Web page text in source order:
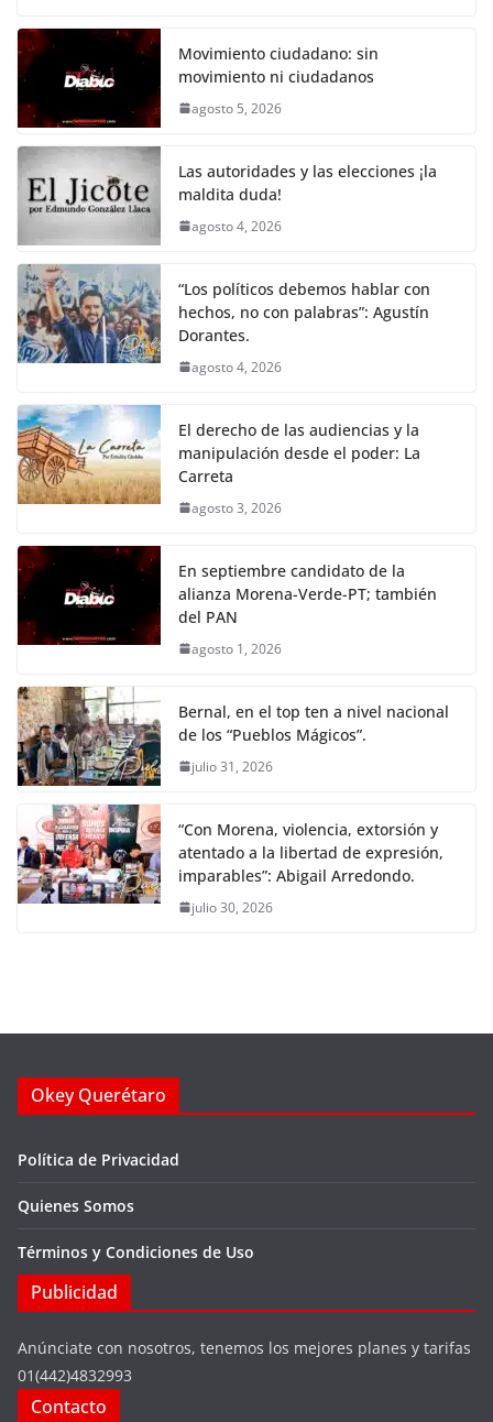
k
c
e
b
o
o
k
itt
er s
A
p
y
Li
k
gr
a
e
Movimiento ciudadano: sin
movimiento ni ciudadanos
agosto 5, 2026
Las autoridades y las elecciones ¡la
maldita duda!
agosto 4, 2026
“Los políticos debemos hablar con
hechos, no con palabras”: Agustín
Dorantes.
agosto 4, 2026
El derecho de las audiencias y la
manipulación desde el poder: La
Carreta
agosto 3, 2026
En septiembre candidato de la
alianza Morena-Verde-PT; también
del PAN
agosto 1, 2026
Bernal, en el top ten a nivel nacional
de los “Pueblos Mágicos”.
julio 31, 2026
“Con Morena, violencia, extorsión y
atentado a la libertad de expresión,
imparables”: Abigail Arredondo.
julio 30, 2026
Okey Querétaro
Política de Privacidad
Quienes Somos
Términos y Condiciones de Uso
Publicidad
Anúnciate con nosotros, tenemos los mejores planes y tarifas
01(442)4832993
Contacto